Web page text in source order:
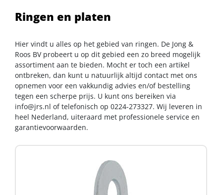
Ringen en platen
Hier vindt u alles op het gebied van ringen. De Jong &
Roos BV probeert u op dit gebied een zo breed mogelijk
assortiment aan te bieden. Mocht er toch een artikel
ontbreken, dan kunt u natuurlijk altijd contact met ons
opnemen voor een vakkundig advies en/of bestelling
tegen een scherpe prijs. U kunt ons bereiken via
info@jrs.nl of telefonisch op 0224-273327. Wij leveren in
heel Nederland, uiteraard met professionele service en
garantievoorwaarden.